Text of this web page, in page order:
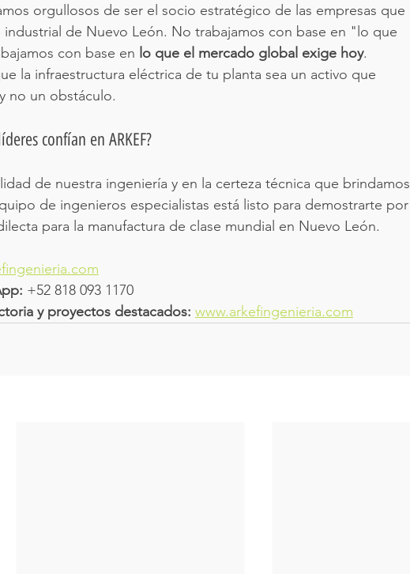
orgullosos de ser el socio estratégico de las empresas que
de Nuevo León. No trabajamos con base en "lo que
con base en lo que el mercado global exige hoy.
la infraestructura eléctrica de tu planta sea un activo que
no un obstáculo.
confían en ARKEF?
de nuestra ingeniería y en la certeza técnica que brindamos
de ingenieros especialistas está listo para demostrarte por
para la manufactura de clase mundial en Nuevo León.
+52 818 093 1170
y proyectos destacados: www.arkefingenieria.com